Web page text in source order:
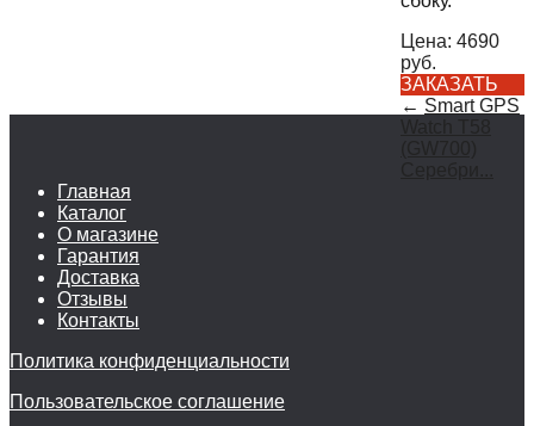
Цена: 4690
руб.
ЗАКАЗАТЬ
← Smart GPS
Главная
Каталог
О магазине
Гарантия
Доставка
Отзывы
Контакты
Политика конфиденциальности
Пользовательское соглашение